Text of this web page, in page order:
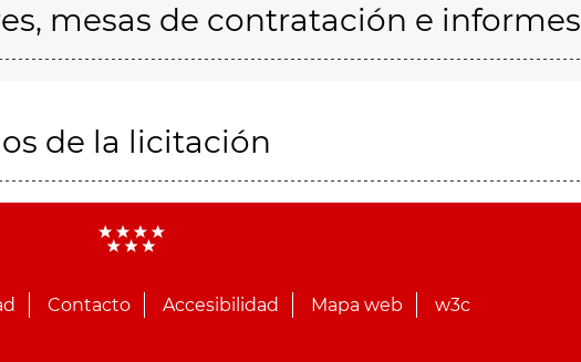
mesas de contratación e informes
de la licitación
Contacto Accesibilidad Mapa web w3c